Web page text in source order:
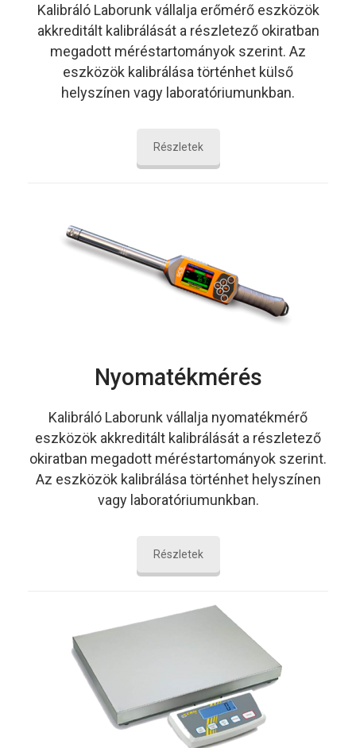
Kalibráló Laborunk vállalja erőmérő eszközök
akkreditált kalibrálását a részletező okiratban
megadott méréstartományok szerint. Az
eszközök kalibrálása történhet külső
helyszínen vagy laboratóriumunkban.
Részletek
Nyomatékmérés
Kalibráló Laborunk vállalja nyomatékmérő
eszközök akkreditált kalibrálását a részletező
okiratban megadott méréstartományok szerint.
Az eszközök kalibrálása történhet helyszínen
vagy laboratóriumunkban.
Részletek